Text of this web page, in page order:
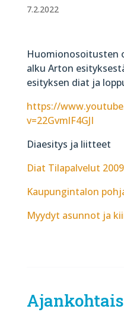
7.2.2022
Huomionosoitusten
alku Arton
esityksen diat ja
https://
v=22GvmlF4GJI
Diaesitys ja liitteet
Diat Tilapalvelut
Kaupungintalon
Myydyt asunnot ja